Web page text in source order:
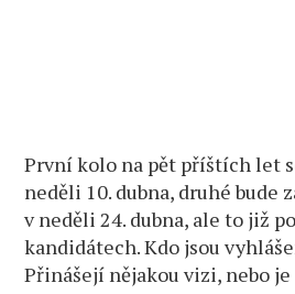
První kolo na pět příštích let
neděli 10. dubna, druhé bude
v neděli 24. dubna, ale to již
kandidátech. Kdo jsou
Přinášejí nějakou vizi, nebo